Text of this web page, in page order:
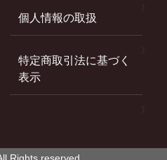
個人情報の取扱
特定商取引法に基づく
表示
Rights reserved.